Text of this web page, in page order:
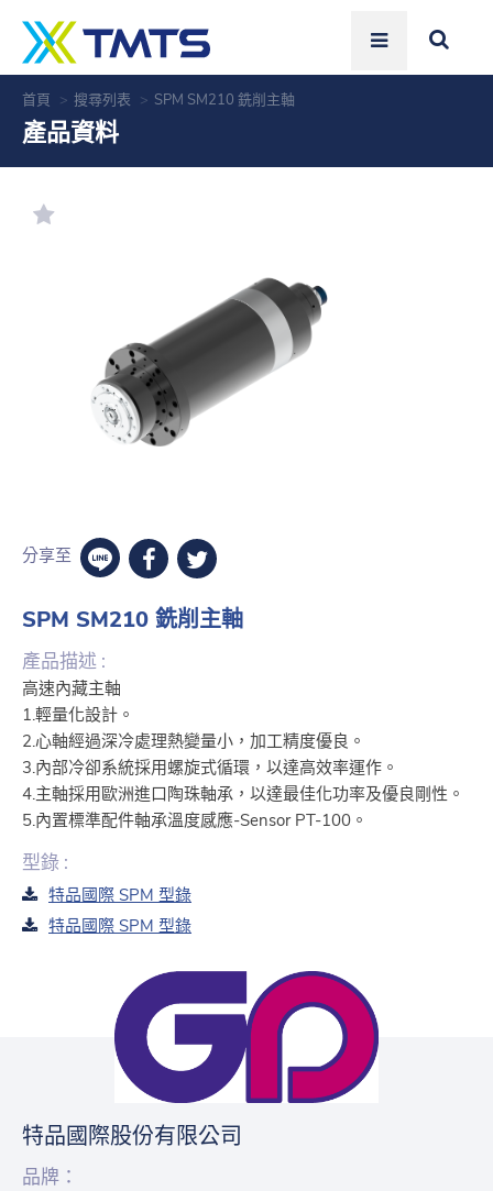
首頁 搜尋列表 SPM SM210 銑削主軸
產品資料
分享至
SPM SM210 銑削主軸
產品描述 :
高速內藏主軸
1.輕量化設計。
2.心軸經過深冷處理熱變量小，加工精度優良。
3.內部冷卻系統採用螺旋式循環，以達高效率運作。
4.主軸採用歐洲進口陶珠軸承，以達最佳化功率及優良剛性。
5.內置標準配件軸承溫度感應-Sensor PT-100。
型錄 :
特品國際 SPM 型錄
特品國際 SPM 型錄
特品國際股份有限公司
品牌：